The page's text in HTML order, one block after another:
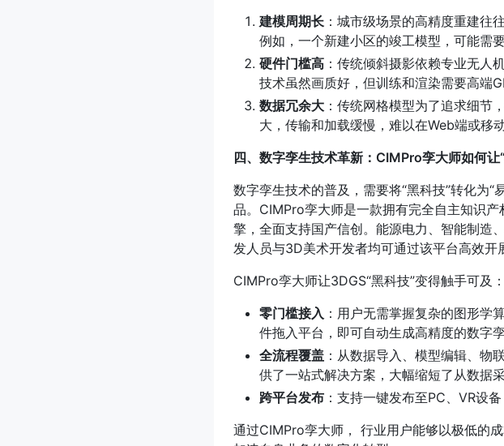
建模周期长 ：城市级场景的高精度重建往
例如，一个新建小区的竣工模型，可能需
硬件门槛高 ：传统倾斜摄影依赖专业无人
技术虽然画质好，但训练和渲染需要高端
数据冗余大 ：传统网格模型为了追求细节
大，传输和加载缓慢，难以在Web端或移
四、数字孪生技术革新：CIMPro孪大师如何让
数字孪生技术的普及，需要将“黑科技”转化为
品。CIMPro孪大师是一款拥有完全自主知识
擎，全面支持国产信创。能源电力、智能制造
发人员与3D美术开发者均可通过该平台高效开
CIMPro孪大师让3DGS“黑科技”变得触手可及：
零门槛接入 ：用户无需掌握复杂的图形学
件拖入平台，即可自动生成高精度的数字孪
全流程覆盖 ：从数据导入、模型编辑、物
供了一站式解决方案，大幅缩短了从数据
跨平台发布 ：支持一键发布至PC、VR设
通过CIMPro孪大师， 行业用户能够以极低的